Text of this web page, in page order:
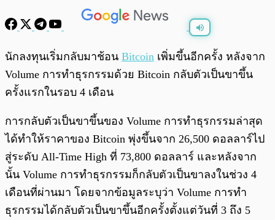
พร้อมเล่น 0:00 0:00
นักลงทุนเริ่มกลับมาช้อน Bitcoin เพิ่มขึ้นอีกครั้ง หลังจาก
Volume การทำธุรกรรมด้วย​ Bitcoin กลับตัวเป็นขาขึ้น
ครั้งแรกในรอบ 4 เดือน
การกลับตัวเป็นขาขึ้นของ Volume การทำธุรกรรมล่าสุด
ได้ทำให้ราคาของ Bitcoin พุ่งขึ้นจาก 26,500 ดอลลาร์ไป
สู่ระดับ All-Time High ที่ 73,800 ดอลลาร์ และหลังจาก
นั้น Volume การทำธุรกรรมก็กลับตัวเป็นขาลงในช่วง 4
เดือนที่ผ่านมา โดยจากข้อมูลระบุว่า Volume การทำ
ธุรกรรมได้กลับตัวเป็นขาขึ้นอีกครั้งตั้งแต่วันที่ 3 ถึง 5